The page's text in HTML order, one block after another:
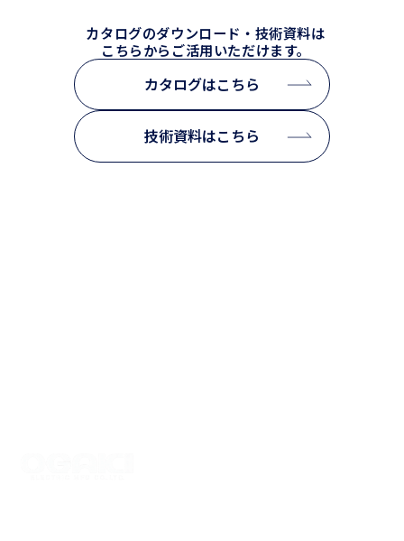
カタログのダウンロード・技術資料は
こちらからご活用いただけます。
カタログはこちら
技術資料はこちら